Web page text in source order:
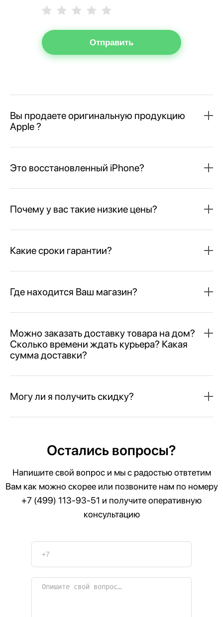
Отправить
Вы продаете оригинальную продукцию
Apple ?
Это восстановленный iPhone?
Почему у вас такие низкие цены?
Какие сроки гарантии?
Где находится Ваш магазин?
Можно заказать доставку товара на дом?
Сколько времени ждать курьера? Какая
сумма доставки?
Могу ли я получить скидку?
Остались вопросы?
Напишите свой вопрос и мы с радостью отвтетим
Вам как можно скорее или позвоните нам по номеру
+7 (499) 113-93-51 и получите оперативную
консультацию